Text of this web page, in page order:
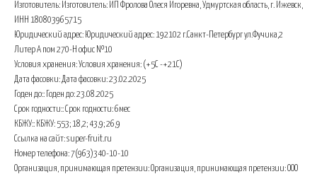
Изготовитель: Изготовитель: ИП Фролова Олеся Игоревна, Удмуртская область, г. Ижевск,
ИНН 180803965715
Юридический адрес: Юридический адрес: 192102 г.Санкт-Петербург ул.Фучика,2
Литер А пом 270-H офис №10
Условия хранения: Условия хранения: (+5С -+21С)
Дата фасовки: Дата фасовки: 23.02.2025
Годен до:: Годен до: 23.08.2025
Срок годности:: Срок годности: 6мес
КБЖУ:: КБЖУ: 553; 18,2; 43,9; 26,9
Ссылка на сайт: super-fruit.ru
Номер телефона: 7(963)340-10-10
Организация, принимающая претензии: Организация, принимающая претензии: ООО